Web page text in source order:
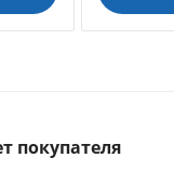
покупателя